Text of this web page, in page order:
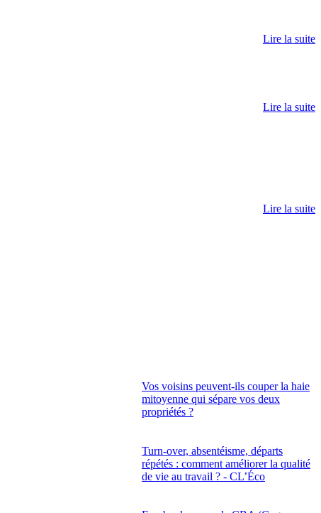
Lire la suite
Lire la suite
Lire la suite
Vos voisins peuvent-ils couper la haie
mitoyenne qui sépare vos deux
propriétés ?
Turn-over, absentéisme, départs
répétés : comment améliorer la qualité
de vie au travail ? - CL’Éco